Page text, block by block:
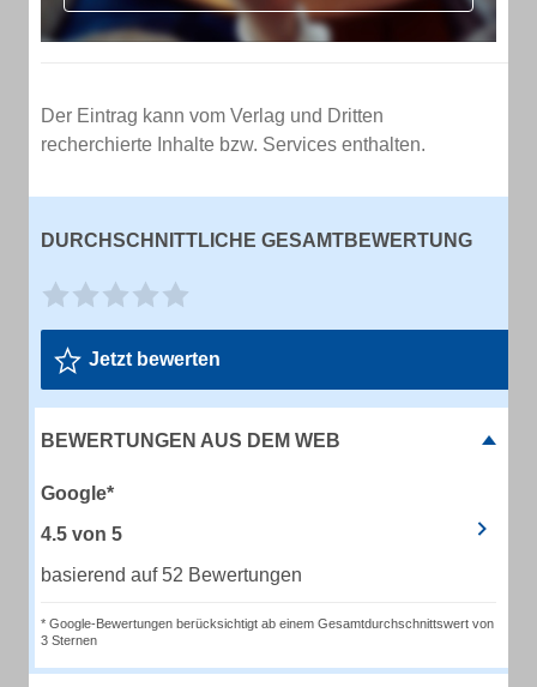
Der Eintrag kann vom Verlag und Dritten
recherchierte Inhalte bzw. Services enthalten.
DURCHSCHNITTLICHE GESAMTBEWERTUNG
Jetzt bewerten
BEWERTUNGEN AUS DEM WEB
Google*
4.5 von 5
basierend auf 52 Bewertungen
* Google-Bewertungen berücksichtigt ab einem Gesamtdurchschnittswert von
3 Sternen